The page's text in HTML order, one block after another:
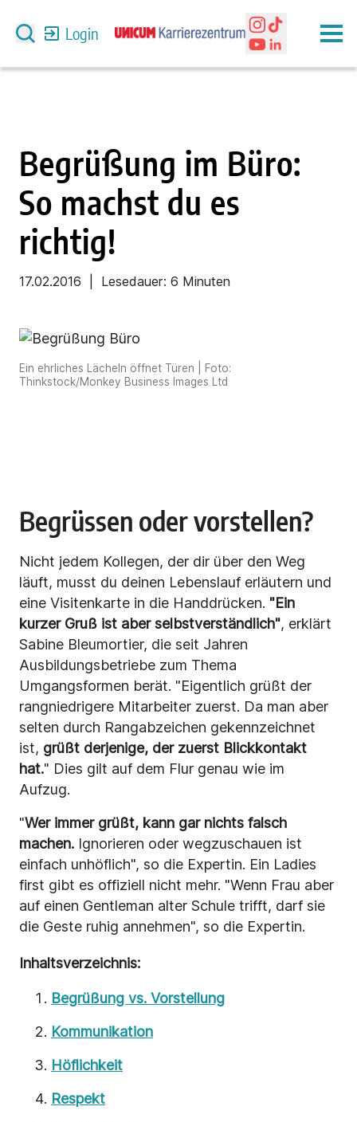
Login
Begrüßung im Büro:
So machst du es
richtig!
17.02.2016 | Lesedauer: 6 Minuten
Ein ehrliches Lächeln öffnet Türen | Foto:
Thinkstock/Monkey Business Images Ltd
Begrüssen oder vorstellen?
Nicht jedem Kollegen, der dir über den Weg
läuft, musst du deinen Lebenslauf erläutern und
eine Visitenkarte in die Handdrücken. "Ein
kurzer Gruß ist aber selbstverständlich", erklärt
Sabine Bleumortier, die seit Jahren
Ausbildungsbetriebe zum Thema
Umgangsformen berät. "Eigentlich grüßt der
rangniedrigere Mitarbeiter zuerst. Da man aber
selten durch Rangabzeichen gekennzeichnet
ist, grüßt derjenige, der zuerst Blickkontakt
hat." Dies gilt auf dem Flur genau wie im
Aufzug.
"Wer immer grüßt, kann gar nichts falsch
machen. Ignorieren oder wegzuschauen ist
einfach unhöflich", so die Expertin. Ein Ladies
first gibt es offiziell nicht mehr. "Wenn Frau aber
auf einen Gentleman alter Schule trifft, darf sie
die Geste ruhig annehmen", so die Expertin.
Inhaltsverzeichnis:
Begrüßung vs. Vorstellung
Kommunikation
Höflichkeit
Respekt